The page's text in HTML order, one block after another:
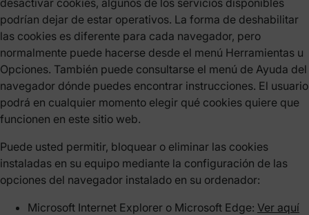
desactivar cookies, algunos de los servicios disponibles
podrían dejar de estar operativos. La forma de deshabilitar
las cookies es diferente para cada navegador, pero
normalmente puede hacerse desde el menú Herramientas u
Opciones. También puede consultarse el menú de Ayuda del
navegador dónde puedes encontrar instrucciones. El usuario
podrá en cualquier momento elegir qué cookies quiere que
funcionen en este sitio web.
Puede usted permitir, bloquear o eliminar las cookies
instaladas en su equipo mediante la configuración de las
opciones del navegador instalado en su ordenador:
Microsoft Internet Explorer o Microsoft Edge: Ver aquí